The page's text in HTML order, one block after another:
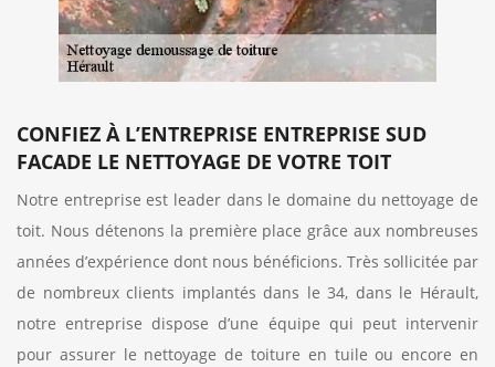
CONFIEZ À L’ENTREPRISE ENTREPRISE SUD
FACADE LE NETTOYAGE DE VOTRE TOIT
Notre entreprise est leader dans le domaine du nettoyage de
toit. Nous détenons la première place grâce aux nombreuses
années d’expérience dont nous bénéficions. Très sollicitée par
de nombreux clients implantés dans le 34, dans le Hérault,
notre entreprise dispose d’une équipe qui peut intervenir
pour assurer le nettoyage de toiture en tuile ou encore en